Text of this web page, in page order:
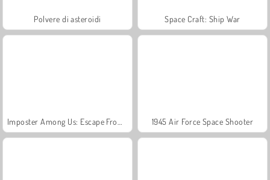
Polvere di asteroidi Space Craft: Ship War
1945 Air Force Space Shooter